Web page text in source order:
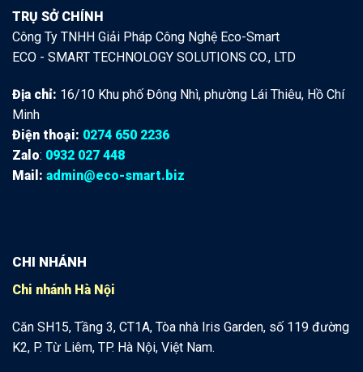
TRỤ SỞ CHÍNH
Công Ty TNHH Giải Pháp Công Nghệ Eco-Smart
ECO - SMART TECHNOLOGY SOLUTIONS CO., LTD
Địa chỉ: 16/10 Khu phố Đông Nhì, phường Lái Thiêu, Hồ Chí
Minh
Điện thoại: 0274 650 2236
Zalo: 0932 027 448
Mail: admin@eco-smart.biz
CHI NHÁNH
Chi nhánh Hà Nội
Căn SH15, Tầng 3, CT1A, Tòa nhà Iris Garden, số 119 đường
K2, P. Từ Liêm, TP. Hà Nội, Việt Nam.